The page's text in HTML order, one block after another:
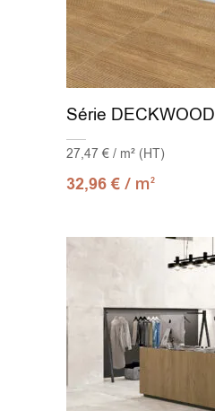
Série DECKWOOD
27,47 € / m² (HT)
32,96€ / m2